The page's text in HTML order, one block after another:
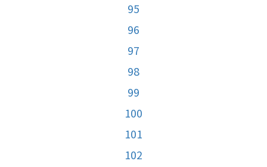
95
96
97
98
99
100
101
102